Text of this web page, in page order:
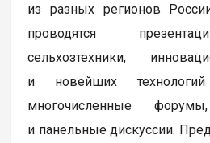
из разных регионов
проводятся
сельхозтехники,
и новейших
многочисленные
и панельные дискуссии.